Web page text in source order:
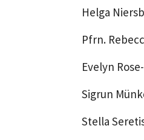
Helga
Pfrn.
Evelyn
Sigrun
Stella